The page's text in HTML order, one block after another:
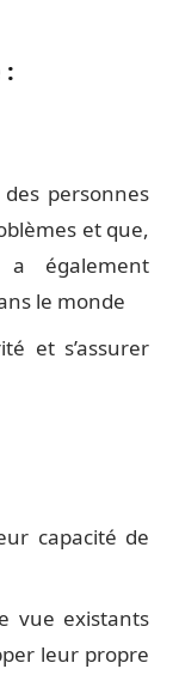
:
personnes
et que,
également
le monde
et s’assurer
capacité de
vue existants
leur propre